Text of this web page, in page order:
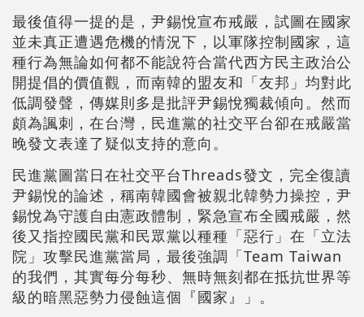
最後值得一提的是，尹錫悅宣布戒嚴，試圖在國家
並未真正遭遇危機的情況下，以軍隊控制國家，這
種行為無論如何都不能說符合當代西方民主政治公
開提倡的價值觀，而南韓的盟友和「友邦」均對此
低調發聲，傳媒則多是批評尹錫悅獨裁傾向。然而
頗為諷刺，在台灣，民進黨的社交平台卻在戒嚴當
晚發文表達了疑似支持的意向。
民進黨圖當日在社交平台Threads發文，完全復讀
尹錫悅的論述，稱南韓國會被親北韓勢力操控，尹
錫悅為守護自由憲政體制，緊急宣布全國戒嚴，然
後又指控國民黨和民眾黨以種種「惡行」在「立法
院」攻擊民進黨當局，最後強調「Team Taiwan
的我們，其實每分每秒、無時無刻都在抵抗世界等
級的暗黑惡勢力侵蝕這個『國家』」。